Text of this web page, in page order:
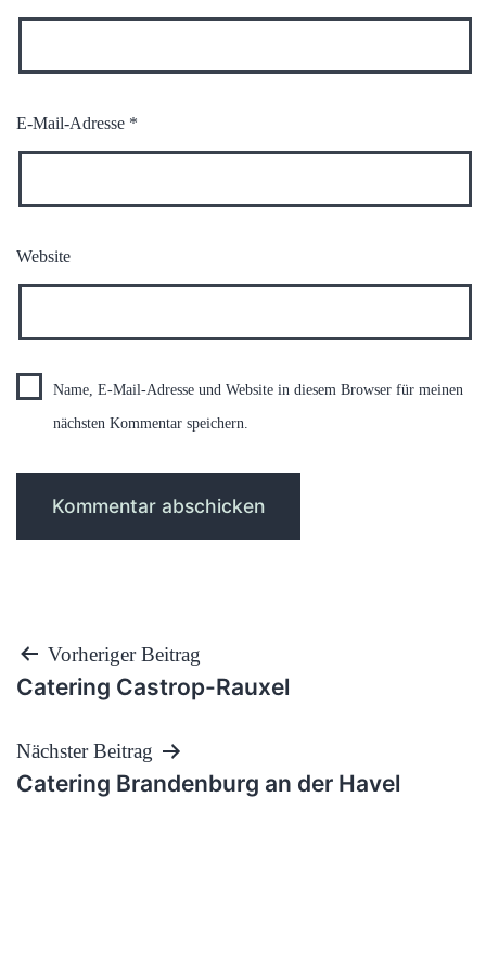
E-Mail-Adresse *
Website
Name, E-Mail-Adresse und Website in diesem Browser für meinen
nächsten Kommentar speichern.
Beitragsnavigation
Vorheriger Beitrag
Catering Castrop-Rauxel
Nächster Beitrag
Catering Brandenburg an der Havel